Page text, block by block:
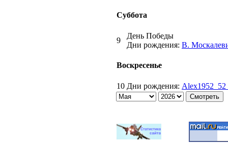
Суббота
9
День Победы
Дни рождения: В.
Воскресенье
10 Дни рождения: Alex1952_52